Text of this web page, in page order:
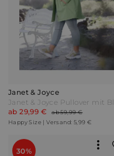
Janet & Joyce
ab 29,99 €
ab 59,99 €
Happy Size | Versand: 5,99 €
30%